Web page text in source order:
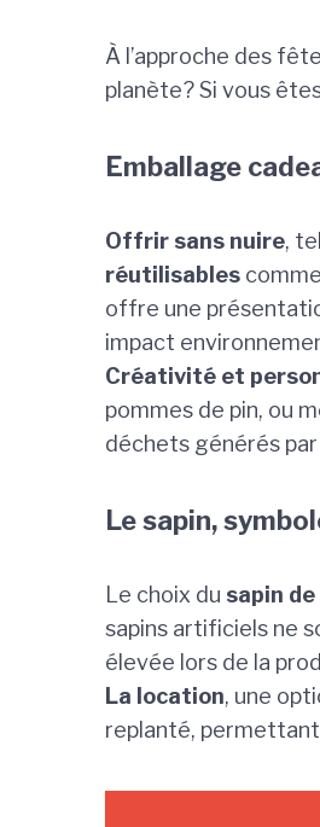
À l’approche des
planète? Si vous
Emballage
Offrir sans nuire,
réutilisables
offre une
impact
Créativité et
pommes de pin, ou
déchets générés
Le sapin,
Le choix du sapin de
sapins artificiels ne
élevée lors de la
La location, une
replanté,